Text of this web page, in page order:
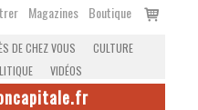
Magazines Boutique
Voir
DE CHEZ VOUS
CULTURE
VIDÉOS